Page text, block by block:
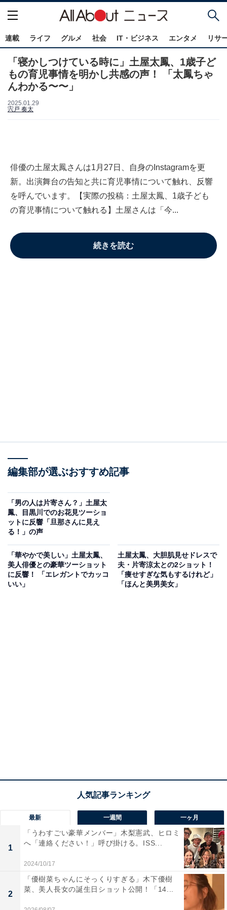
連載 ライフ グルメ 社会 IT・ビジネス エンタメ リサ
「寝かしつけている時に」土屋太鳳、1歳子ど
もの育児事情を明かし共感の声！ 「太鳳ちゃ
んわかる〜〜」
2025.01.29
宍戸 奏太
俳優の土屋太鳳さんは1月27日、自身のInstagramを更
新。出演舞台の告知と共に育児事情について触れ、反響
を呼んでいます。【実際の投稿：土屋太鳳、1歳子ども
の育児事情について触れる】土屋さんは「今...
続きを読む
編集部が選ぶおすすめ記事
「男の人は片寄さん？」土屋太
鳳、目黒川でのお花見ツーショ
ットに反響「旦那さんに見え
る！」の声
「華やかで美しい」土屋太鳳、
美人俳優との豪華ツーショット
に反響！ 「エレガントでカッコ
いい」
土屋太鳳、大胆肌見せドレスで
夫・片寄涼太との2ショット！
「痩せすぎな気もするけれど」
「ほんと美男美女」
最新 一週間 一ヶ月
1
「うわすごい豪華メンバー」木梨憲武、ヒロミ
へ「連絡ください！」呼び掛ける。ISS...
2024/10/17
2
「優樹菜ちゃんにそっくりすぎる」木下優樹
菜、美人長女の誕生日ショット公開！「14...